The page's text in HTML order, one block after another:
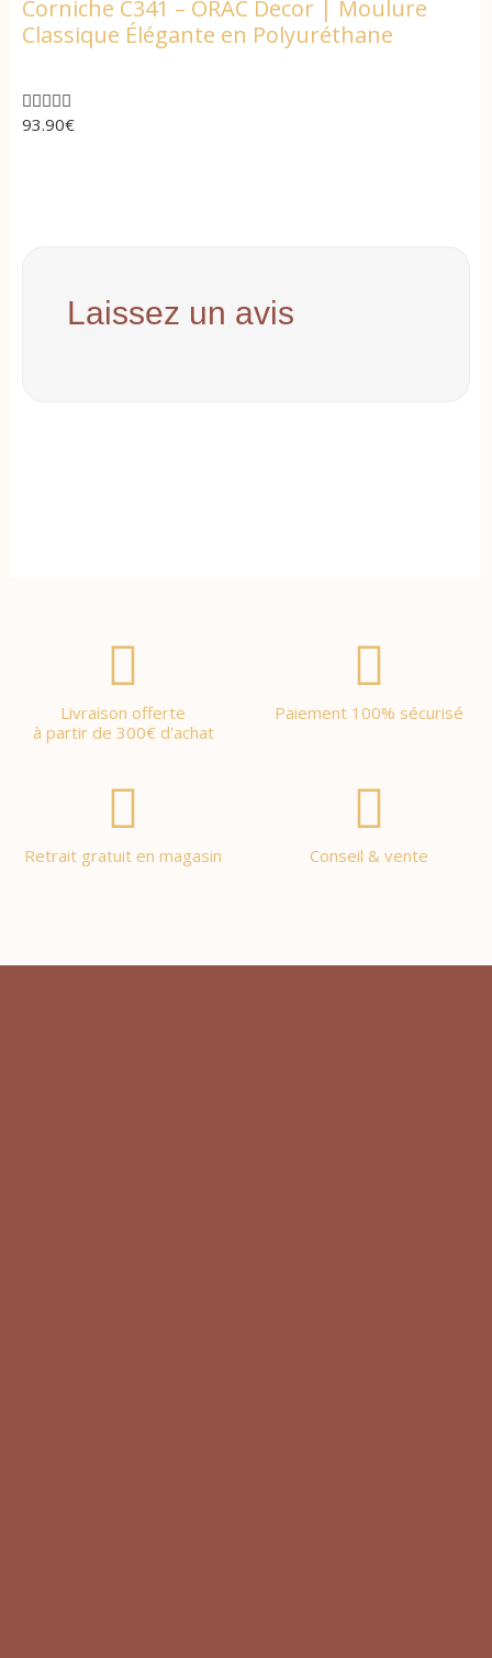
Corniche C341 – ORAC Decor | Moulure
Classique Élégante en Polyuréthane

93.90€
Laissez un avis
Livraison offerte
à partir de 300€ d'achat
Paiement 100% sécurisé
Retrait gratuit en magasin Conseil & vente